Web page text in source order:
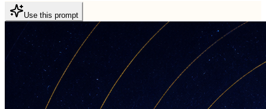
Use this prompt